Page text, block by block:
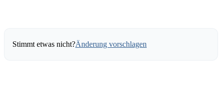
Stimmt etwas nicht?Änderung vorschlagen